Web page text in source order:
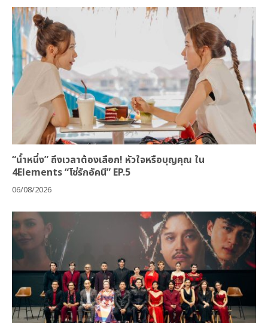
“น้ำหนึ่ง” ถึงเวลาต้องเลือก! หัวใจหรือบุญคุณ ใน
4Elements “โซ่รักอัคนี” EP.5
06/08/2026